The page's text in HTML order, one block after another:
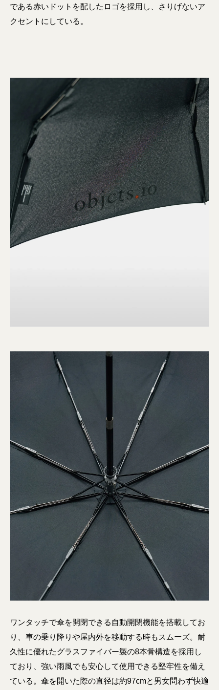
である赤いドットを配したロゴを採用し、さりげないア
クセントにしている。
ワンタッチで傘を開閉できる自動開閉機能を搭載してお
り、車の乗り降りや屋内外を移動する時もスムーズ。耐
久性に優れたグラスファイバー製の8本骨構造を採用し
ており、強い雨風でも安心して使用できる堅牢性を備え
ている。傘を開いた際の直径は約97cmと男女問わず快適